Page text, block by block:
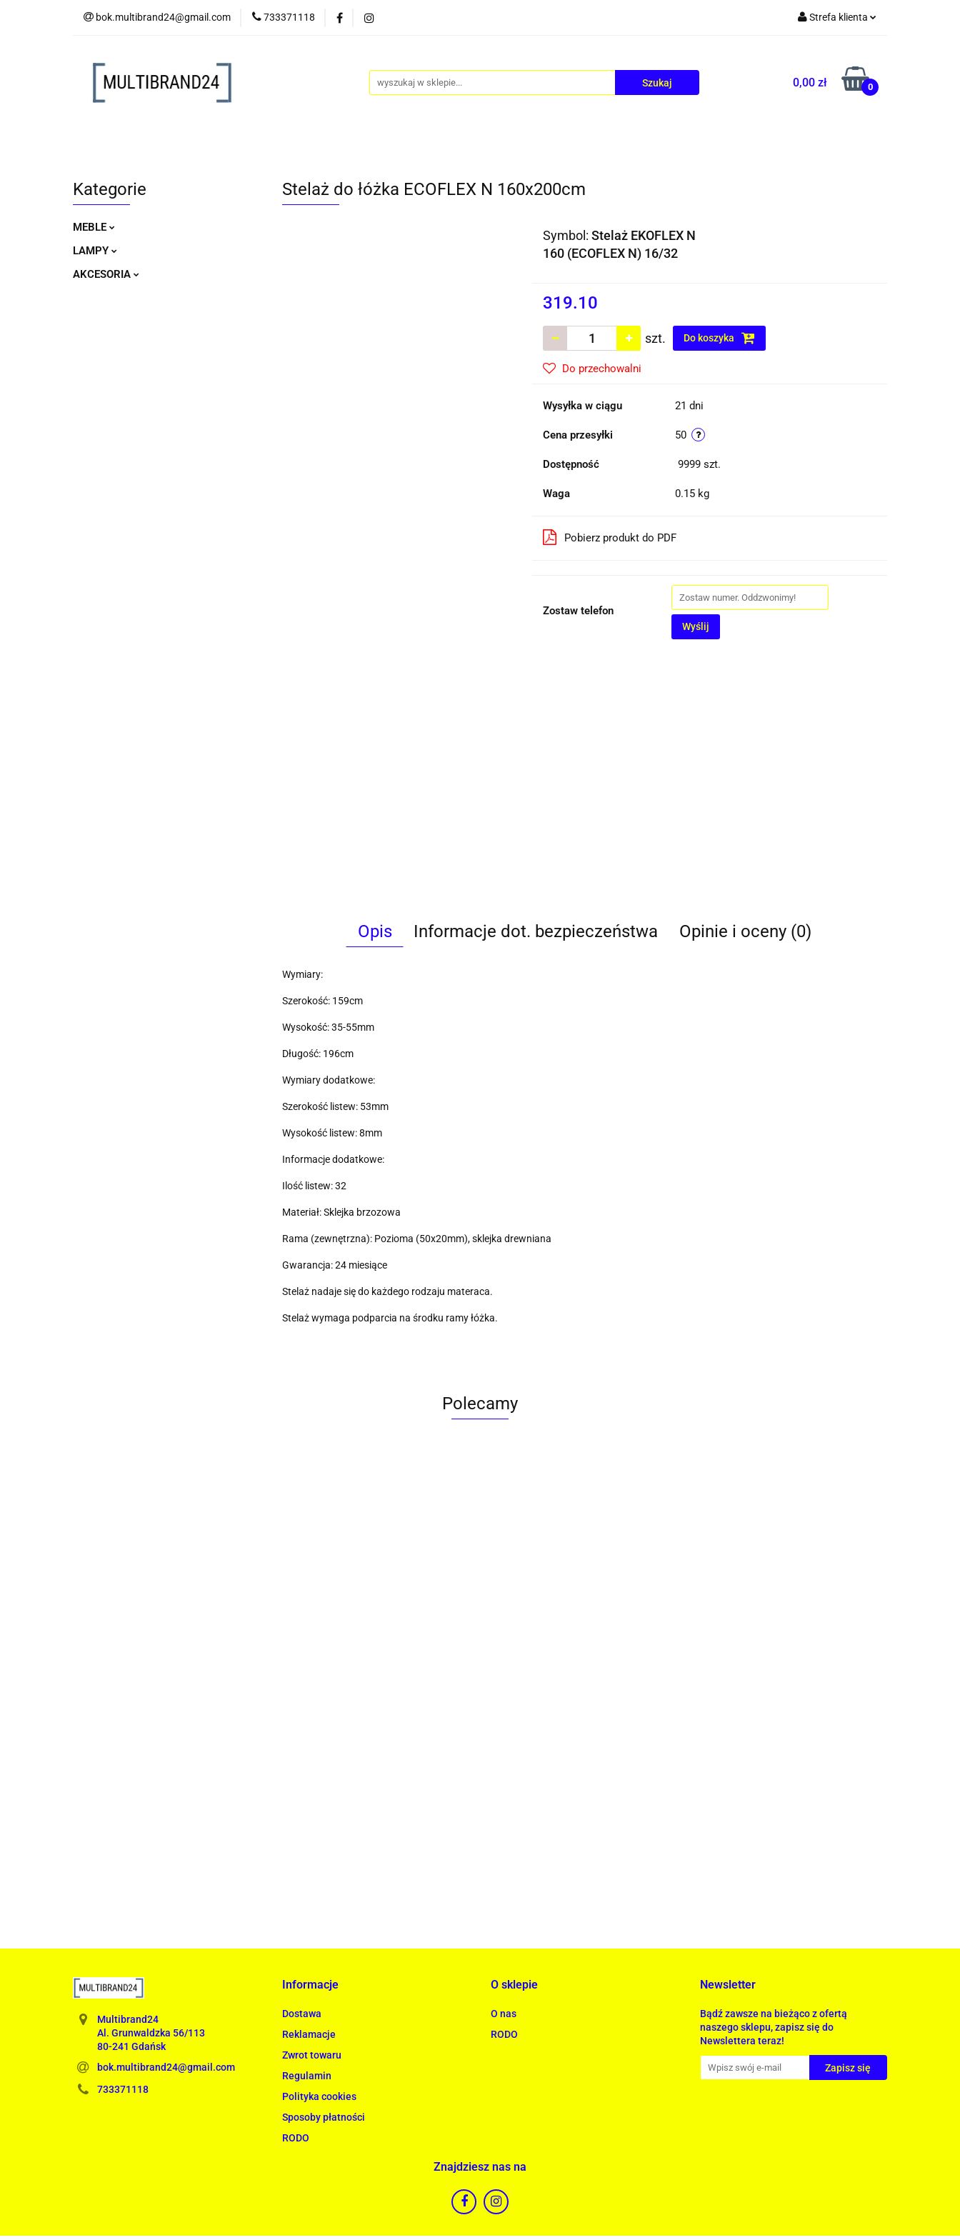
bok.multibrand24@gmail.com 733371118 Strefa klienta
Zarejestruj się
Dodaj zgłoszenie
0,00 zł 0
MEBLE LAMPY AKCESORIA
Kategorie
MEBLE
LAMPY
AKCESORIA
Stelaż do łóżka ECOFLEX N 160x200cm
Symbol:Stelaż EKOFLEX N
160 (ECOFLEX N) 16/32
319.10
szt. Do koszyka
Do przechowalni
Wysyłka w ciągu 21 dni
Cena przesyłki 50
Dostępność 9999 szt.
Waga 0.15 kg
Pobierz produkt do PDF
Zostaw telefon
Wyślij
Opis Informacje dot. bezpieczeństwa Opinie i oceny (0)
Wymiary:
Szerokość: 159cm
Wysokość: 35-55mm
Długość: 196cm
Wymiary dodatkowe:
Szerokość listew: 53mm
Wysokość listew: 8mm
Informacje dodatkowe:
Ilość listew: 32
Materiał: Sklejka brzozowa
Rama (zewnętrzna): Pozioma (50x20mm), sklejka drewniana
Gwarancja: 24 miesiące
Stelaż nadaje się do każdego rodzaju materaca.
Stelaż wymaga podparcia na środku ramy łóżka.
Polecamy
Multibrand24
Al. Grunwaldzka 56/113
80-241 Gdańsk
bok.multibrand24@gmail.com
733371118
Informacje
Dostawa
Reklamacje
Zwrot towaru
Regulamin
Polityka cookies
Sposoby płatności
RODO
O sklepie
O nas
RODO
Newsletter
Bądź zawsze na bieżąco z ofertą
naszego sklepu, zapisz się do
Newslettera teraz!
Znajdziesz nas na